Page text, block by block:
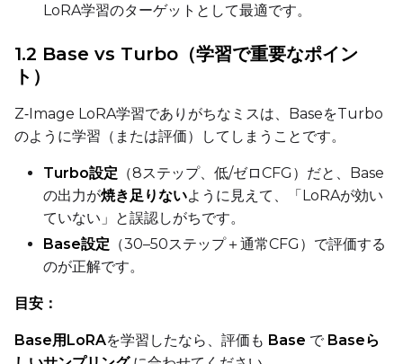
ToggleDifferential
Differential Output
Other
Toggle Contrastive
Contrastive Guidance
VALIDATION
DATASETS
LoRA学習のターゲットとして最適です。
1.2 Base vs Turbo（学習で重要なポイン
ト）
Z‑Image LoRA学習でありがちなミスは、BaseをTurbo
のように学習（または評価）してしまうことです。
Turbo設定 （8ステップ、低/ゼロCFG）だと、Base
の出力が焼き足りないように見えて、「LoRAが効い
ていない」と誤認しがちです。
Base設定 （30–50ステップ＋通常CFG）で評価する
のが正解です。
目安：
Base用LoRAを学習したなら、評価も Base で Baseら